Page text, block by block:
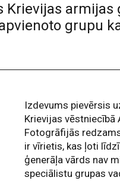
Krievijas
grupu
Izdevums pievērsis
Krievijas vēstniecībā
Fotogrāfijās
ir vīrietis, kas ļoti
ģenerāļa vārds nav
speciālistu grupas